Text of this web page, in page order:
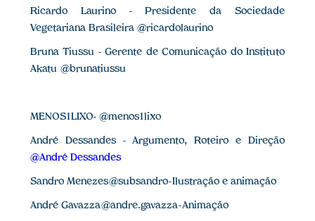
Ricardo Laurino - Presidente da Sociedade
Vegetariana Brasileira @ricardolaurino
Bruna Tiussu - Gerente de Comunicação do Instituto
Akatu @brunatiussu
MENOS1LIXO- @menos1lixo
André Dessandes - Argumento, Roteiro e Direção
@André Dessandes
Sandro Menezes @subsandro - Ilustração e animação
André Gavazza @andre.gavazza - Animação